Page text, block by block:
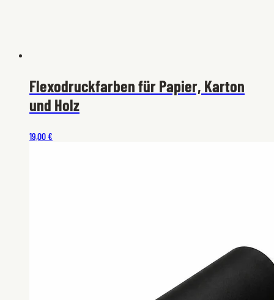
Flexodruckfarben für Papier, Karton
und Holz
19,00 €